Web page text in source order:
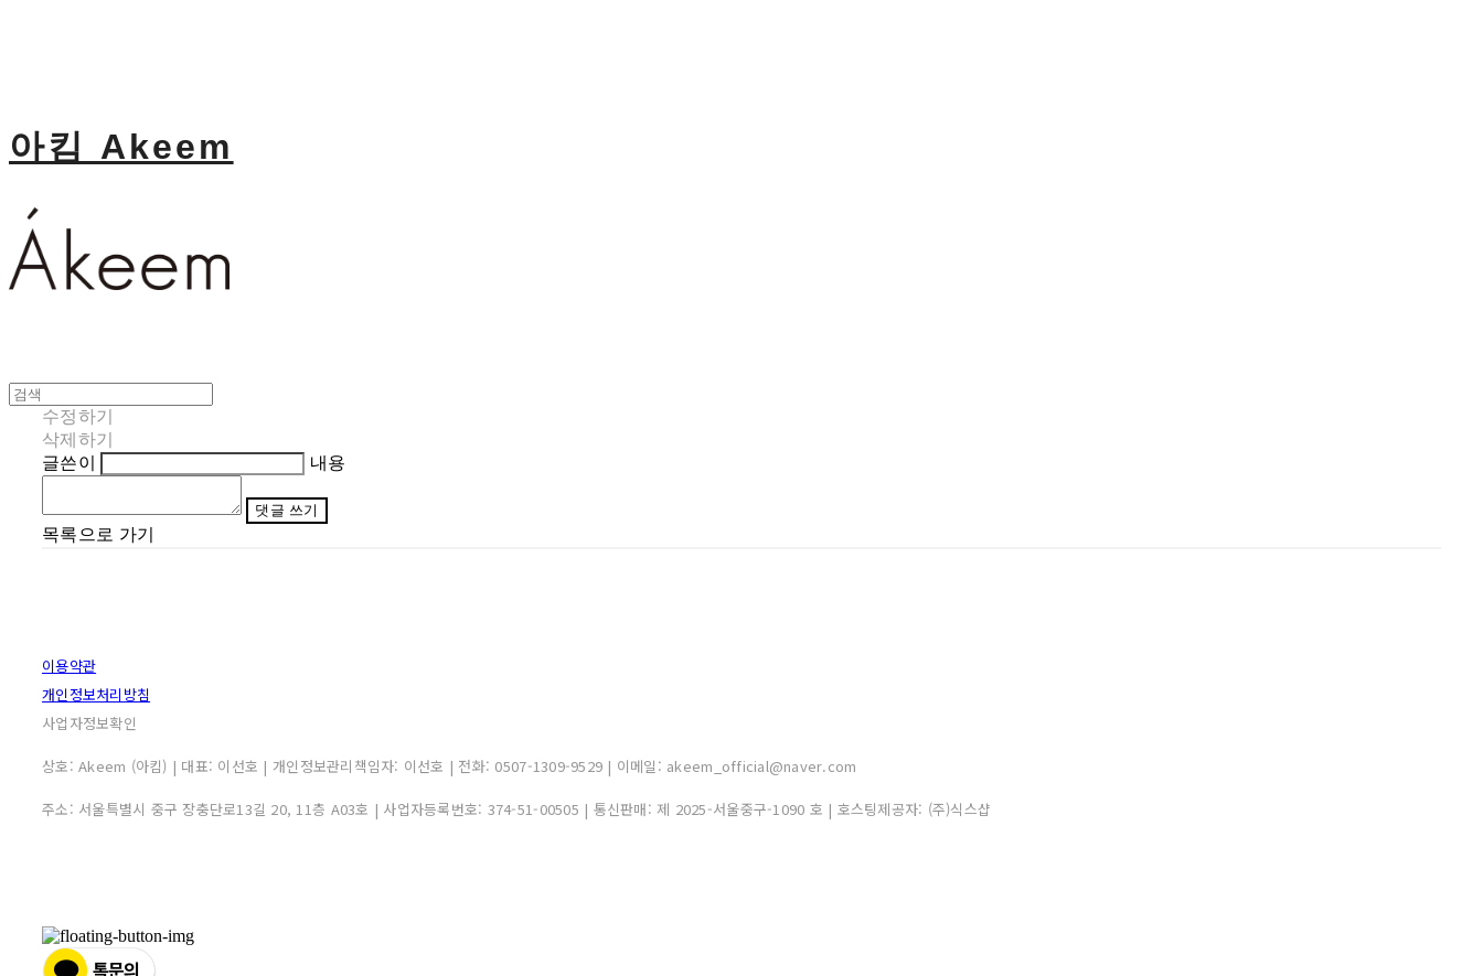
아킴 Akeem
수정하기
삭제하기
글쓴이
내용
댓글 쓰기
목록으로 가기
이용약관
개인정보처리방침
사업자정보확인
상호: Akeem (아킴) | 대표: 이선호 | 개인정보관리책임자: 이선호 | 전화: 0507-1309-9529 | 이메일: akeem_official@naver.com
주소: 서울특별시 중구 장충단로13길 20, 11층 A03호 | 사업자등록번호: 374-51-00505 | 통신판매: 제 2025-서울중구-1090 호 | 호스팅제공자: (주)식스샵